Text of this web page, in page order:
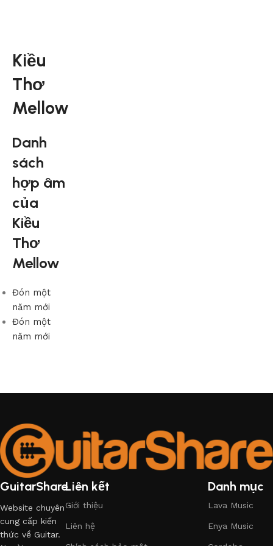
Kiều
Thơ
Mellow
Danh
sách
hợp âm
của
Kiều
Thơ
Mellow
Đón một
năm mới
Đón một
năm mới
GuitarShare
Website chuyên
cung cấp kiến
thức về Guitar.
Liên kết
Giới thiệu
Liên hệ
Danh mục
Lava Music
Enya Music